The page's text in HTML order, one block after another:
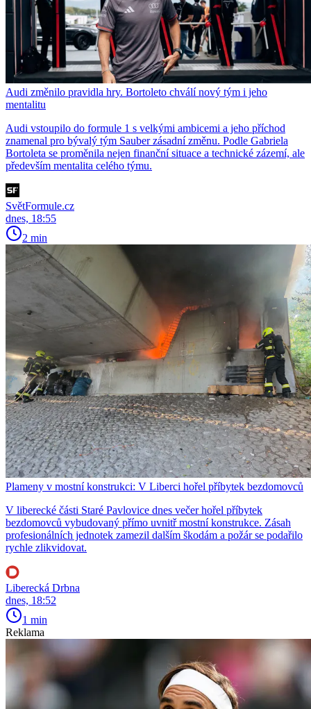
Audi změnilo pravidla hry. Bortoleto chválí nový tým i jeho
mentalitu
Audi vstoupilo do formule 1 s velkými ambicemi a jeho příchod
znamenal pro bývalý tým Sauber zásadní změnu. Podle Gabriela
Bortoleta se proměnila nejen finanční situace a technické zázemí, ale
především mentalita celého týmu.
SvětFormule.cz
dnes, 18:55
2 min
Plameny v mostní konstrukci: V Liberci hořel příbytek bezdomovců
V liberecké části Staré Pavlovice dnes večer hořel příbytek
bezdomovců vybudovaný přímo uvnitř mostní konstrukce. Zásah
profesionálních jednotek zamezil dalším škodám a požár se podařilo
rychle zlikvidovat.
Liberecká Drbna
dnes, 18:52
1 min
Reklama